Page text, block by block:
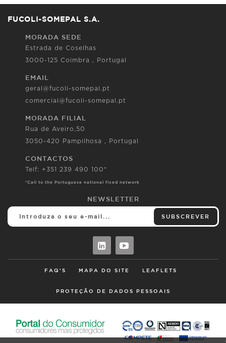
FUCOLI-SOMEPAL S.A.
MORADA SEDE
Estrada de Coselhas
3000-125 Coimbra , Portugal
EMAIL
geral@fucoli-somepal.pt
comercial@fucoli-somepal.pt
MORADA FILIAL
Rua de Aveiro,50
3050-420 Pampilhosa , Portugal
CONTACTOS
Telf: +351 239 490 100*
*Call to the Portuguese national fixed network
NEWSLETTER
SUBSCREVER
FAQ'S MAPA DO SITE LEAFLETS
PROTEÇÃO DE DADOS PESSOAIS